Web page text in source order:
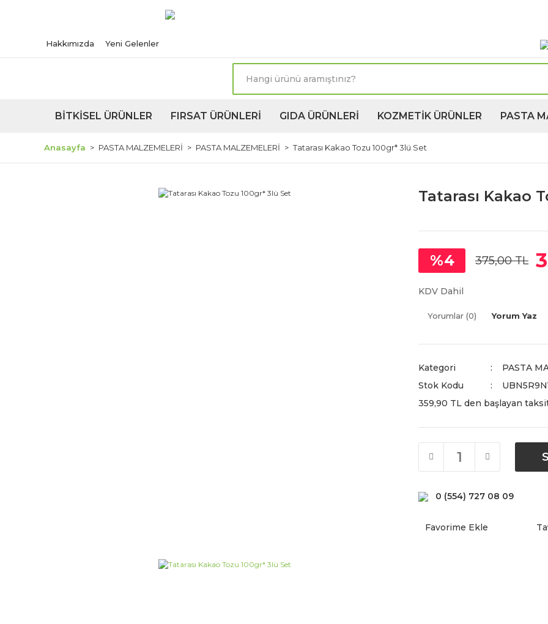
Hakkımızda Yeni Gelenler
BİTKİSEL ÜRÜNLER FIRSAT ÜRÜNLERİ GIDA ÜRÜNLERİ KOZMETİK ÜRÜNLER PASTA
Anasayfa PASTA MALZEMELERİ PASTA MALZEMELERİ Tatarası Kakao Tozu 100gr* 3lü Set
Tatarası Kakao
%4 375,00 TL
KDV Dahil
Yorumlar (0) Yorum Yaz
Kategori
PASTA
Stok Kodu
359,90 TL den başlayan
0 (554) 727 08 09